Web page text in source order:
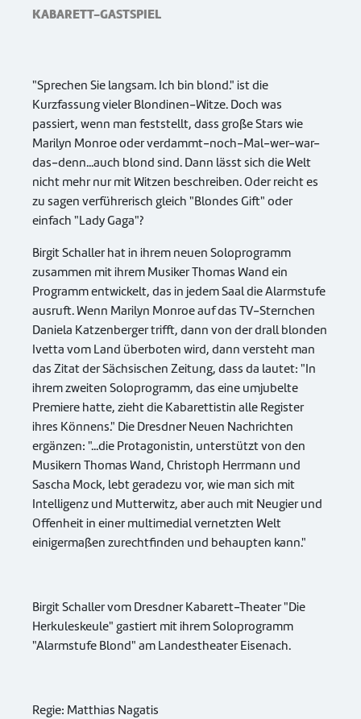
KABARETT-GASTSPIEL
"Sprechen Sie langsam. Ich bin blond." ist die
Kurzfassung vieler Blondinen-Witze. Doch was
passiert, wenn man feststellt, dass große Stars wie
Marilyn Monroe oder verdammt-noch-Mal-wer-war-
das-denn...auch blond sind. Dann lässt sich die Welt
nicht mehr nur mit Witzen beschreiben. Oder reicht es
zu sagen verführerisch gleich "Blondes Gift" oder
einfach "Lady Gaga"?
Birgit Schaller hat in ihrem neuen Soloprogramm
zusammen mit ihrem Musiker Thomas Wand ein
Programm entwickelt, das in jedem Saal die Alarmstufe
ausruft. Wenn Marilyn Monroe auf das TV-Sternchen
Daniela Katzenberger trifft, dann von der drall blonden
Ivetta vom Land überboten wird, dann versteht man
das Zitat der Sächsischen Zeitung, dass da lautet: "In
ihrem zweiten Soloprogramm, das eine umjubelte
Premiere hatte, zieht die Kabarettistin alle Register
ihres Könnens." Die Dresdner Neuen Nachrichten
ergänzen: "...die Protagonistin, unterstützt von den
Musikern Thomas Wand, Christoph Herrmann und
Sascha Mock, lebt geradezu vor, wie man sich mit
Intelligenz und Mutterwitz, aber auch mit Neugier und
Offenheit in einer multimedial vernetzten Welt
einigermaßen zurechtfinden und behaupten kann."
Birgit Schaller vom Dresdner Kabarett-Theater "Die
Herkuleskeule" gastiert mit ihrem Soloprogramm
"Alarmstufe Blond" am Landestheater Eisenach.
Regie: Matthias Nagatis